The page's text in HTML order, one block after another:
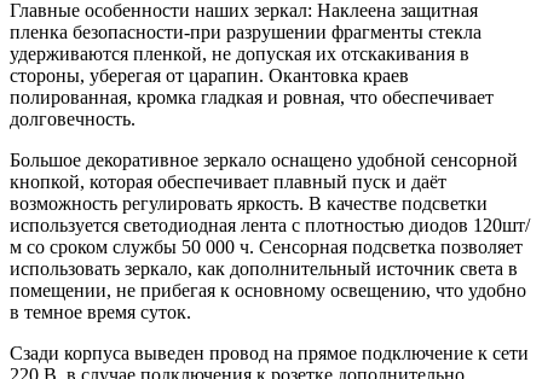
рисунок
2,5
см
с
сенсорной
кнопкой
Главные особенности наших зеркал: Наклеена защитная
пленка безопасности-при разрушении фрагменты стекла
удерживаются пленкой, не допуская их отскакивания в
стороны, уберегая от царапин. Окантовка краев
полированная, кромка гладкая и ровная, что обеспечивает
долговечность.
Большое декоративное зеркало оснащено удобной сенсорной
кнопкой, которая обеспечивает плавный пуск и даёт
возможность регулировать яркость. В качестве подсветки
используется светодиодная лента с плотностью диодов 120шт/
м со сроком службы 50 000 ч. Сенсорная подсветка позволяет
использовать зеркало, как дополнительный источник света в
помещении, не прибегая к основному освещению, что удобно
в темное время суток.
Сзади корпуса выведен провод на прямое подключение к сети